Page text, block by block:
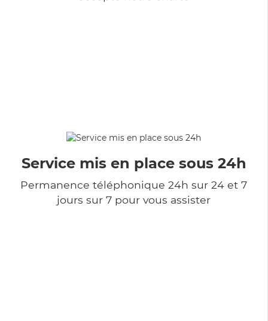
Service mis en place sous 24h
Permanence téléphonique 24h sur 24 et 7
jours sur 7 pour vous assister